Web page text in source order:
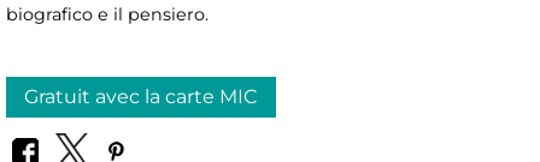
biografico e il pensiero.
Gratuit avec la carte MIC